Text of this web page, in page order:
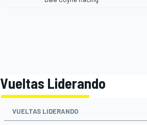
Vueltas Liderando
VUELTAS LIDERANDO